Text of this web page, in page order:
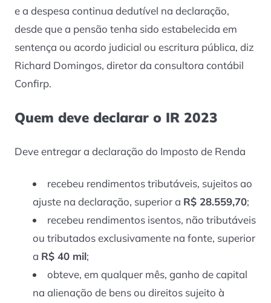
e a despesa continua dedutível na declaração,
desde que a pensão tenha sido estabelecida em
sentença ou acordo judicial ou escritura pública, diz
Richard Domingos, diretor da consultora contábil
Confirp.
Quem deve declarar o IR 2023
Deve entregar a declaração do Imposto de Renda
recebeu rendimentos tributáveis, sujeitos ao
ajuste na declaração, superior a R$ 28.559,70;
recebeu rendimentos isentos, não tributáveis
ou tributados exclusivamente na fonte, superior
a R$ 40 mil;
obteve, em qualquer mês, ganho de capital
na alienação de bens ou direitos sujeito à